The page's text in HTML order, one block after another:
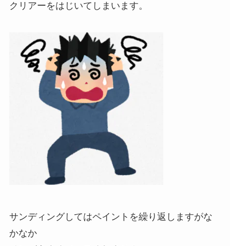
クリアーをはじいてしまいます。
サンディングしてはペイントを繰り返しますがな
かなか